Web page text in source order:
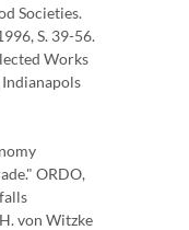
Societies.
S. 39-56.
Works
Indianapols
ORDO,
von Witzke